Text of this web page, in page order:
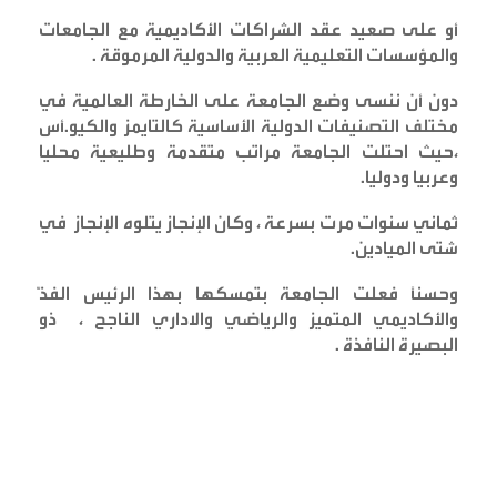
أو على صعيد عقد الشراكات الأكاديمية مع الجامعات
والمؤسسات التعليمية العربية والدولية المرموقة .
دون أن ننسى وضع الجامعة على الخارطة العالمية في
مختلف التصنيفات الدولية الأساسية كالتايمز والكيو.أس
،حيث احتلت الجامعة مراتب متقدمة وطليعية محليا
وعربيا ودوليا.
ثماني سنوات مرت بسرعة ، وكان الإنجاز يتلوه الإنجاز في
شتى الميادين.
وحسناً فعلت الجامعة بتمسكها بهذا الرئيس الفذّ
والأكاديمي المتميز والرياضي والاداري الناجح ، ذو
البصيرة النافذة .